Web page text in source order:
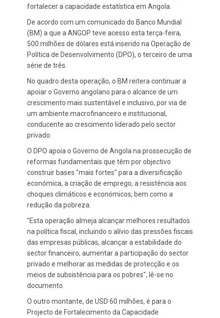
fortalecer a capacidade estatística em Angola.
De acordo com um comunicado do Banco Mundial
(BM) a que a ANGOP teve acesso esta terça-feira,
500 milhões de dólares está inserido na Operação de
Política de Desenvolvimento (DPO), o terceiro de uma
série de três.
No quadro desta operação, o BM reitera continuar a
apoiar o Governo angolano para o alcance de um
crescimento mais sustentável e inclusivo, por via de
um ambiente macrofinanceiro e institucional,
conducente ao crescimento liderado pelo sector
privado.
O DPO apoia o Governo de Angola na prossecução de
reformas fundamentais que têm por objectivo
construir bases "mais fortes" para a diversificação
económica, a criação de emprego, a resistência aos
choques climáticos e económicos, bem como a
redução da pobreza.
"Esta operação almeja alcançar melhores resultados
na política fiscal, incluindo o alívio das pressões fiscais
das empresas públicas, alcançar a estabilidade do
sector financeiro, aumentar a participação do sector
privado e melhorar as medidas de protecção e os
meios de subsistência para os pobres", lê-se no
documento.
O outro montante, de USD 60 milhões, é para o
Projecto de Fortalecimento da Capacidade